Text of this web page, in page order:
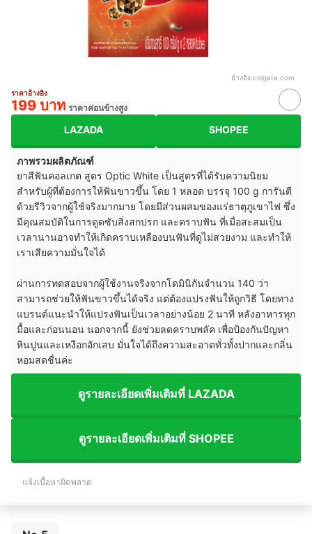
อ้างอิง:colgate.com
ราคาอ้างอิง
199 บาท ราคาค่อนข้างสูง
LAZADA SHOPEE
ภาพรวมผลิตภัณฑ์
ยาสีฟันคอลเกต สูตร Optic White เป็นสูตรที่ได้รับความนิยม
สำหรับผู้ที่ต้องการให้ฟันขาวขึ้น โดย 1 หลอด บรรจุ 100 g การันตี
ด้วยรีวิวจากผู้ใช้จริงมากมาย โดยมีส่วนผสมของแร่ธาตุภูเขาไฟ ซึ่ง
มีคุณสมบัติในการดูดซับสิ่งสกปรก และคราบฟัน ที่เมื่อสะสมเป็น
เวลานานอาจทำให้เกิดคราบเหลืองบนฟันที่ดูไม่สวยงาม และทำให้
เราเสียความมั่นใจได้
ผ่านการทดสอบจากผู้ใช้งานจริงจากโดมินิกันจำนวน 140 ว่า
สามารถช่วยให้ฟันขาวขึ้นได้จริง แต่ต้องแปรงฟันให้ถูกวิธี โดยทาง
แบรนด์แนะนำให้แปรงฟันเป็นเวลาอย่างน้อย 2 นาที หลังอาหารทุก
มื้อและก่อนนอน นอกจากนี้ ยังช่วยลดคราบพลัค เพื่อป้องกันปัญหา
หินปูนและเหงือกอักเสบ มั่นใจได้ถึงความสะอาดทั่วทั้งปากและกลิ่น
หอมสดชื่นค่ะ
ดูรายละเอียดเพิ่มเติมที่ LAZADA
ดูรายละเอียดเพิ่มเติมที่ SHOPEE
แจ้งเนื้อหาผิดพลาด